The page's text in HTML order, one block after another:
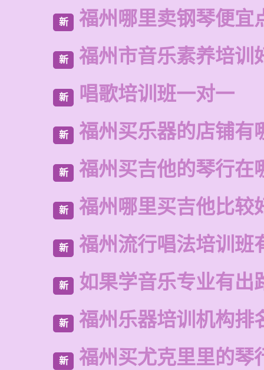
新 福州哪里卖钢琴便宜
新 福州市音乐素养培训
新 唱歌培训班一对一
新 福州买乐器的店铺有
新 福州买吉他的琴行在
新 福州哪里买吉他比较
新 福州流行唱法培训班
新 如果学音乐专业有出
新 福州乐器培训机构排
新 福州买尤克里里的琴